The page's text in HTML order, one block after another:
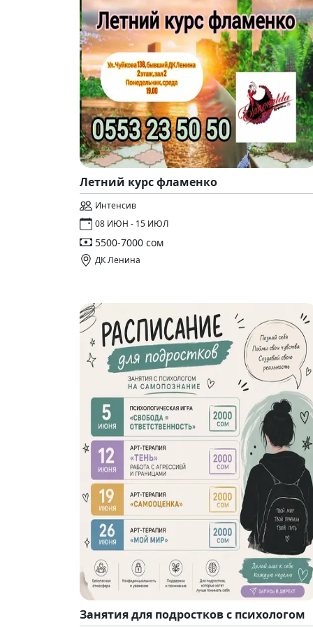
Летний курс фламенко
Интенсив
08 ИЮН - 15 ИЮЛ
5500-7000 сом
ДК Ленина
Занятия для подростков с психологом